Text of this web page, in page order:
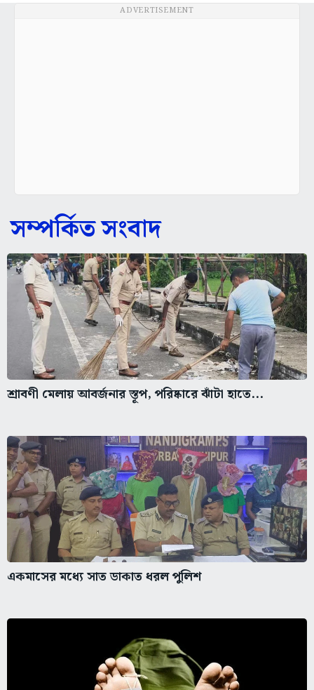
ADVERTISEMENT
সম্পর্কিত সংবাদ
শ্রাবণী মেলায় আবর্জনার স্তূপ, পরিষ্কারে ঝাঁটা হাতে...
একমাসের মধ্যে সাত ডাকাত ধরল পুলিশ